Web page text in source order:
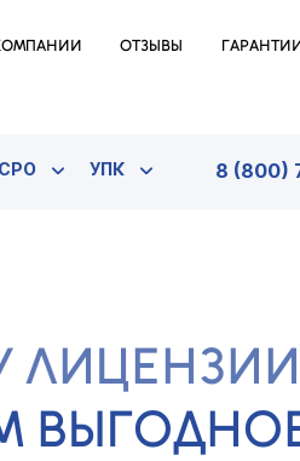
ОТЗЫВЫ
СРО УПК 8 (800)